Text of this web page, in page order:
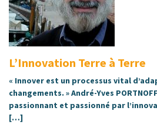
L’Innovation Terre à Terre
« Innover est un processus vital
changements. » André-Yves
passionnant et passionné par
[…]